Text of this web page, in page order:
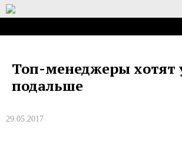
Топ-менеджеры хотят
подальше
29.05.2017